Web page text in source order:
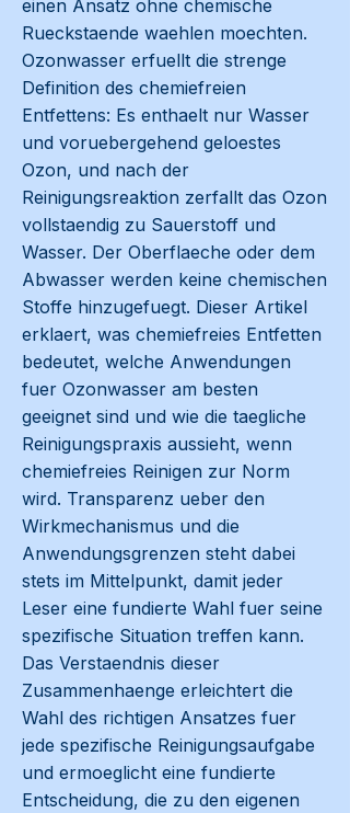
einen Ansatz ohne chemische
Rueckstaende waehlen moechten.
Ozonwasser erfuellt die strenge
Definition des chemiefreien
Entfettens: Es enthaelt nur Wasser
und voruebergehend geloestes
Ozon, und nach der
Reinigungsreaktion zerfallt das Ozon
vollstaendig zu Sauerstoff und
Wasser. Der Oberflaeche oder dem
Abwasser werden keine chemischen
Stoffe hinzugefuegt. Dieser Artikel
erklaert, was chemiefreies Entfetten
bedeutet, welche Anwendungen
fuer Ozonwasser am besten
geeignet sind und wie die taegliche
Reinigungspraxis aussieht, wenn
chemiefreies Reinigen zur Norm
wird. Transparenz ueber den
Wirkmechanismus und die
Anwendungsgrenzen steht dabei
stets im Mittelpunkt, damit jeder
Leser eine fundierte Wahl fuer seine
spezifische Situation treffen kann.
Das Verstaendnis dieser
Zusammenhaenge erleichtert die
Wahl des richtigen Ansatzes fuer
jede spezifische Reinigungsaufgabe
und ermoeglicht eine fundierte
Entscheidung, die zu den eigenen